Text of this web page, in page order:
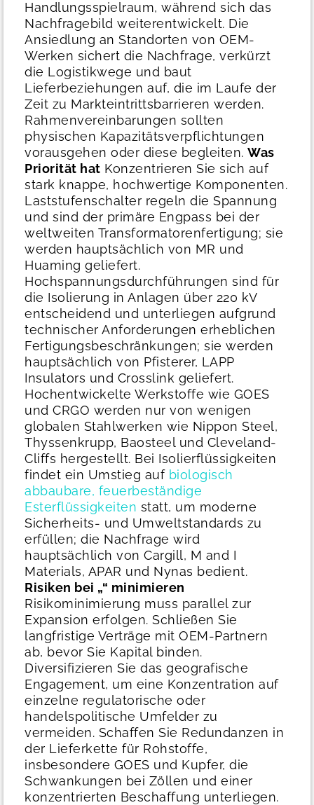
Handlungsspielraum, während sich das
Nachfragebild weiterentwickelt. Die
Ansiedlung an Standorten von OEM-
Werken sichert die Nachfrage, verkürzt
die Logistikwege und baut
Lieferbeziehungen auf, die im Laufe der
Zeit zu Markteintrittsbarrieren werden.
Rahmenvereinbarungen sollten
physischen Kapazitätsverpflichtungen
vorausgehen oder diese begleiten. Was
Priorität hat Konzentrieren Sie sich auf
stark knappe, hochwertige Komponenten.
Laststufenschalter regeln die Spannung
und sind der primäre Engpass bei der
weltweiten Transformatorenfertigung; sie
werden hauptsächlich von MR und
Huaming geliefert.
Hochspannungsdurchführungen sind für
die Isolierung in Anlagen über 220 kV
entscheidend und unterliegen aufgrund
technischer Anforderungen erheblichen
Fertigungsbeschränkungen; sie werden
hauptsächlich von Pfisterer, LAPP
Insulators und Crosslink geliefert.
Hochentwickelte Werkstoffe wie GOES
und CRGO werden nur von wenigen
globalen Stahlwerken wie Nippon Steel,
Thyssenkrupp, Baosteel und Cleveland-
Cliffs hergestellt. Bei Isolierflüssigkeiten
findet ein Umstieg auf biologisch
abbaubare, feuerbeständige
Esterflüssigkeiten statt, um moderne
Sicherheits- und Umweltstandards zu
erfüllen; die Nachfrage wird
hauptsächlich von Cargill, M and I
Materials, APAR und Nynas bedient.
Risiken bei „“ minimieren
Risikominimierung muss parallel zur
Expansion erfolgen. Schließen Sie
langfristige Verträge mit OEM-Partnern
ab, bevor Sie Kapital binden.
Diversifizieren Sie das geografische
Engagement, um eine Konzentration auf
einzelne regulatorische oder
handelspolitische Umfelder zu
vermeiden. Schaffen Sie Redundanzen in
der Lieferkette für Rohstoffe,
insbesondere GOES und Kupfer, die
Schwankungen bei Zöllen und einer
konzentrierten Beschaffung unterliegen.